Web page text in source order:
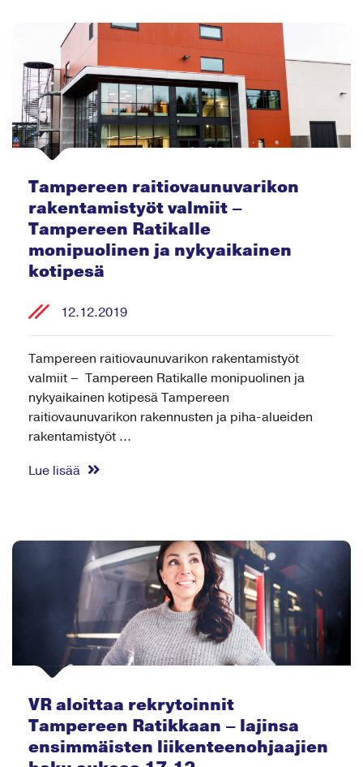
Tampereen raitiovaunuvarikon
rakentamistyöt valmiit –
Tampereen Ratikalle
monipuolinen ja nykyaikainen
kotipesä
12.12.2019
Tampereen raitiovaunuvarikon rakentamistyöt
valmiit – Tampereen Ratikalle monipuolinen ja
nykyaikainen kotipesä Tampereen
raitiovaunuvarikon rakennusten ja piha-alueiden
rakentamistyöt ...
Lue lisää
VR aloittaa rekrytoinnit
Tampereen Ratikkaan – lajinsa
ensimmäisten liikenteenohjaajien